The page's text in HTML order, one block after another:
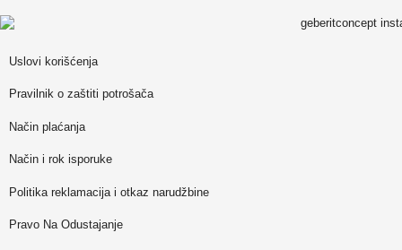
Uslovi korišćenja
Pravilnik o zaštiti potrošača
Način plaćanja
Način i rok isporuke
Politika reklamacija i otkaz narudžbine
Pravo Na Odustajanje